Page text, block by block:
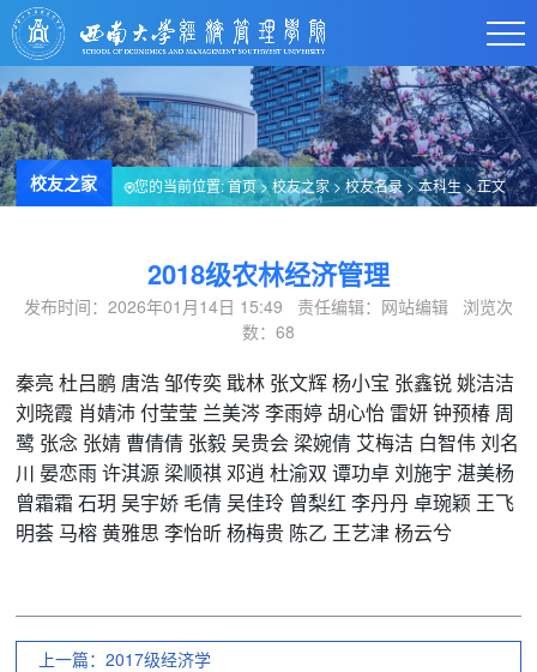
校友之家 您的当前位置:首页>校友之家>校友名录>本科生> 正文
2018级农林经济管理
发布时间：2026年01月14日 15:49 责任编辑：网站编辑 浏览次
数： 68
秦亮 杜吕鹏 唐浩 邹传奕 戢林 张文辉 杨小宝 张鑫锐 姚洁洁
刘晓霞 肖婧沛 付莹莹 兰美涔 李雨婷 胡心怡 雷妍 钟预椿 周
鹭 张念 张婧 曹倩倩 张毅 吴贵会 梁婉倩 艾梅洁 白智伟 刘名
川
晏恋雨 许淇源 梁顺祺 邓逍 杜渝双 谭功卓 刘施宇 湛美杨
曾霜霜 石玥 吴宇娇 毛倩 吴佳玲 曾梨红 李丹丹 卓琬颖 王飞
明荟 马榕 黄雅思 李怡昕 杨梅贵 陈乙 王艺津 杨云兮
上一篇：2017级经济学